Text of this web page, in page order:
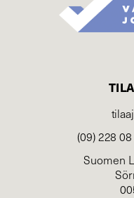
(09) 228
Suomen